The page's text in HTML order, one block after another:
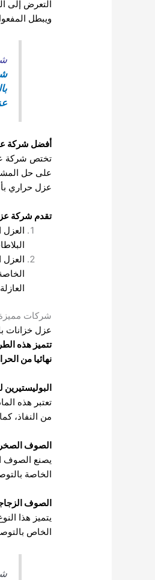
التعرض إلى
ويبطل
أفضل شركة
تختص شركة
على حل
عزل حراري
تقدم شركة
العزل
العازلة
شركات
عزل خزانات
تتميز هذه
نهائيا من
تعتبر هذه
من النفاذ،
الصوف
يصنع الصوف
الخاصة
الصوف
يتميز هذا
الخاص